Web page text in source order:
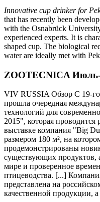
Innovative cup drinker for
that has recently been
with the Osnabrück
experienced experts. It is
shaped cup. The biological
water are ideally met with
ZOOTECNICA Июль-
VIV RUSSIA Обзор С 19-
прошла очередная
технологий для
2015", которая проводится
выставке компания "Big
размером 180 м², на
продемонстрированы
существующих продуктов,
мире и проверенное
птицеводства. [...]
представлена на
качественной продукции,